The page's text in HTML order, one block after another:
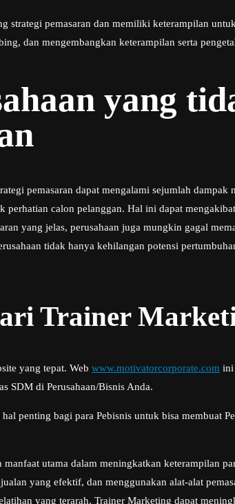
pemasaran dan memiliki keterampilan
dan mengembangkan keterampilan serta
yang
pemasaran dapat mengalami sejumlah
calon pelanggan. Hal ini dapat
yang jelas, perusahaan juga mungkin gagal
tidak hanya kehilangan potensi
Trainer
yang tepat. Web www.motivatorcorporate.com ini
SDM di Perusahaan/Bisnis Anda.
penting bagi para Pebisnis untuk bisa membuat
utama dalam meningkatkan keterampilan
yang efektif, dan menggunakan alat-alat
yang terarah, Trainer Marketing dapat